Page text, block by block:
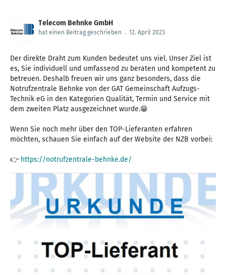
Telecom Behnke GmbH
hat einen Beitrag geschrieben . 12. April 2023
Der direkte Draht zum Kunden bedeutet uns viel. Unser Ziel ist
es, Sie individuell und umfassend zu beraten und kompetent zu
betreuen. Deshalb freuen wir uns ganz besonders, dass die
Notrufzentrale Behnke von der GAT Gemeinschaft Aufzugs-
Technik eG in den Kategorien Qualität, Termin und Service mit
dem zweiten Platz ausgezeichnet wurde.😁
Wenn Sie noch mehr über den TOP-Lieferanten erfahren
möchten, schauen Sie einfach auf der Website der NZB vorbei:
👉 https://notrufzentrale-behnke.de/